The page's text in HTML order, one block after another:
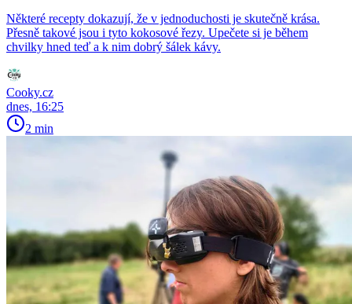
Některé recepty dokazují, že v jednoduchosti je skutečně krása.
Přesně takové jsou i tyto kokosové řezy. Upečete si je během
chvilky hned teď a k nim dobrý šálek kávy.
Cooky.cz
dnes, 16:25
2 min